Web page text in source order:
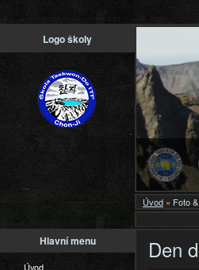
Logo školy
Úvod » Foto
Hlavní menu
Úvod
Den